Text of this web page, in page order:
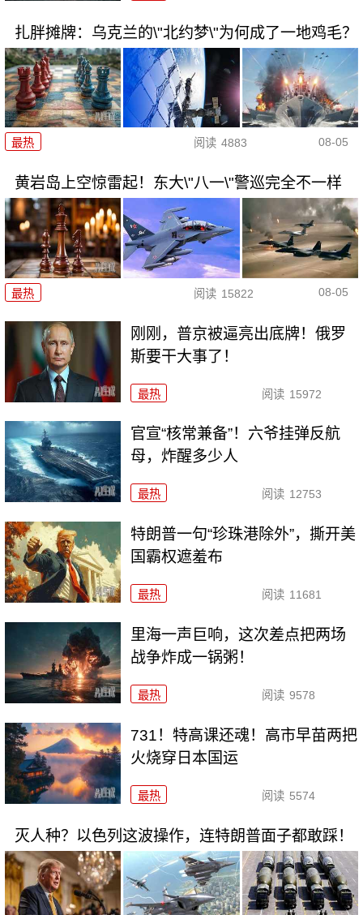
扎胖摊牌：乌克兰的\"北约梦\"为何成了一地鸡毛？
最热 阅读 4883 08-05
黄岩岛上空惊雷起！东大\"八一\"警巡完全不一样
最热 阅读 15822 08-05
刚刚，普京被逼亮出底牌！俄罗
斯要干大事了！
最热 阅读 15972
官宣“核常兼备”！六爷挂弹反航
母，炸醒多少人
最热 阅读 12753
特朗普一句“珍珠港除外”，撕开美
国霸权遮羞布
最热 阅读 11681
里海一声巨响，这次差点把两场
战争炸成一锅粥！
最热 阅读 9578
731！特高课还魂！高市早苗两把
火烧穿日本国运
最热 阅读 5574
灭人种？以色列这波操作，连特朗普面子都敢踩！